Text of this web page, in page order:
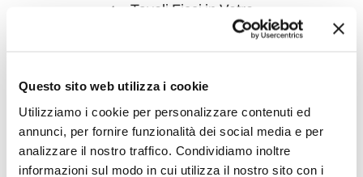
Questo sito web utilizza i cookie
Utilizziamo i cookie per personalizzare contenuti ed
annunci, per fornire funzionalità dei social media e per
analizzare il nostro traffico. Condividiamo inoltre
informazioni sul modo in cui utilizza il nostro sito con i
Tavoli Fissi in Vetro